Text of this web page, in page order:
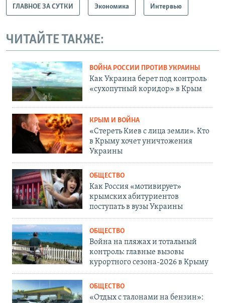
ГЛАВНОЕ ЗА СУТКИ Экономика Интервью
ЧИТАЙТЕ ТАКЖЕ:
ВОЙНА РОССИИ ПРОТИВ УКРАИНЫ
Как Украина берет под контроль
«сухопутный коридор» в Крым
КРЫМ И ВОЙНА
«Стереть Киев с лица земли». Кто
в Крыму хочет уничтожения
Украины
ОБЩЕСТВО
Как Россия «мотивирует»
крымских абитуриентов
поступать в вузы Украины
ОБЩЕСТВО
Война на пляжах и тотальный
контроль: главные вызовы
курортного сезона-2026 в Крыму
ОБЩЕСТВО
«Отдых с талонами на бензин»: